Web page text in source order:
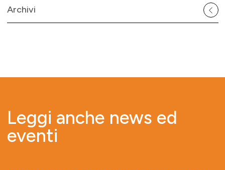
Archivi
Leggi anche news ed
eventi